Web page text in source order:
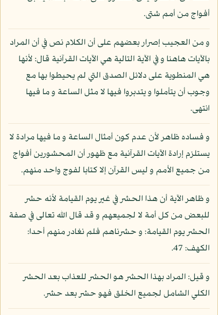
أفواج من أمم شتى.
و من العجيب إصرار بعضهم على أن الكلام نص في أن المراد
بالآيات هاهنا و في الآية التالية هي الآيات القرآنية قال: لأنها
هي المنطوية على دلائل الصدق التي لم يحيطوا بها مع
وجوب أن يتأملوا و يتدبروا فيها لا مثل الساعة و ما فيها
انتهى.
و فساده ظاهر لأن عدم كون أمثال الساعة و ما فيها مرادة لا
يستلزم إرادة الآيات القرآنية مع ظهور أن المحشورين أفواج
من جميع الأمم و ليس القرآن إلا كتابا لفوج واحد منهم.
و ظاهر الآية أن هذا الحشر في غير يوم القيامة لأنه حشر
للبعض من كل أمة لا لجميعهم و قد قال الله تعالى في صفة
الحشر يوم القيامة: و حشرناهم فلم نغادر منهم أحدا:
الكهف: 47.
و قيل: المراد بهذا الحشر هو الحشر للعذاب بعد الحشر
الكلي الشامل لجميع الخلق فهو حشر بعد حشر.